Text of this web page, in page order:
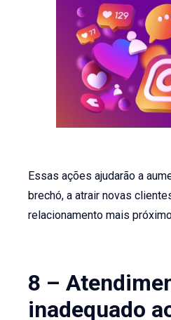
Essas ações ajudarão a
brechó, a atrair novas
relacionamento mais
8 –
inadequado